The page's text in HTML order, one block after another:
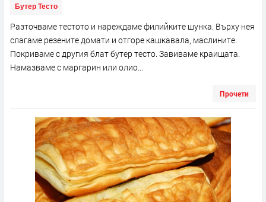
Бутер Тесто
Разточваме тестото и нареждаме филийките шунка. Върху нея
слагаме резените домати и отгоре кашкавала, маслините.
Покриваме с другия блат бутер тесто. Завиваме краищата.
Намазваме с маргарин или олио...
Прочети